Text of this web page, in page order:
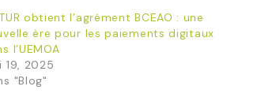
obtient l’agrément BCEAO : une
ère pour les paiements digitaux
l’UEMOA
19, 2025
"Blog"